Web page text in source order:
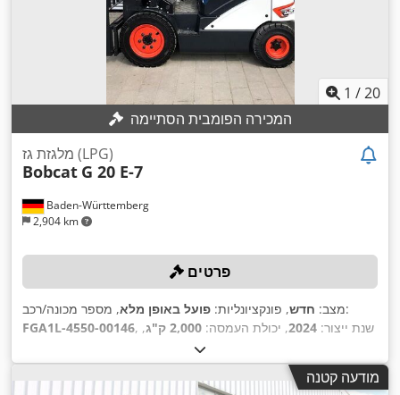
1 /20
המכירה הפומבית הסתיימה
Baden-Württemberg
2,904 km
מלגזת גז (LPG)
Bobcat G 20 E-7
פרטים
מצב: חדש, פונקציונליות: פועל באופן מלא
, מספר מכונה/רכב:
FGA1L-4550-00146
, שנת ייצור: 2024, יכולת העמסה: 2,000 ק"ג
,
, הרמה חופשית:
אורך המזלג:1,200 מ"מ ,
מודעה קטנה